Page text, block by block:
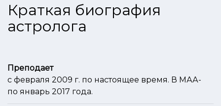
Краткая биография
астролога
Преподает
с февраля 2009 г. по настоящее время. В МАА-
по январь 2017 года.